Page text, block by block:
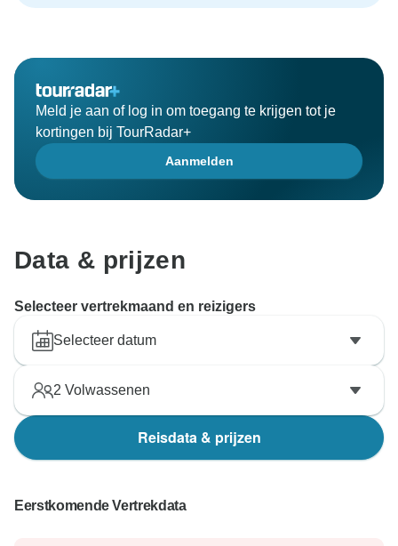
Meld je aan of log in om toegang te krijgen tot je
kortingen bij TourRadar+
Aanmelden
Data & prijzen
Selecteer vertrekmaand en reizigers
Selecteer datum
2 Volwassenen
Reisdata & prijzen
Eerstkomende Vertrekdata